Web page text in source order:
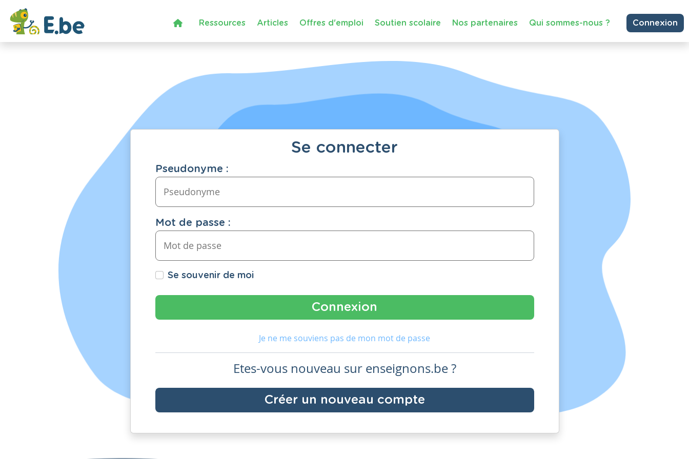
Ressources Articles Offres d'emploi Soutien scolaire Nos partenaires Qui sommes-nous ? Connexion
Se connecter
Pseudonyme :
Mot de passe :
Se souvenir de moi
Je ne me souviens pas de mon mot de passe
Etes-vous nouveau sur enseignons.be ?
Créer un nouveau compte